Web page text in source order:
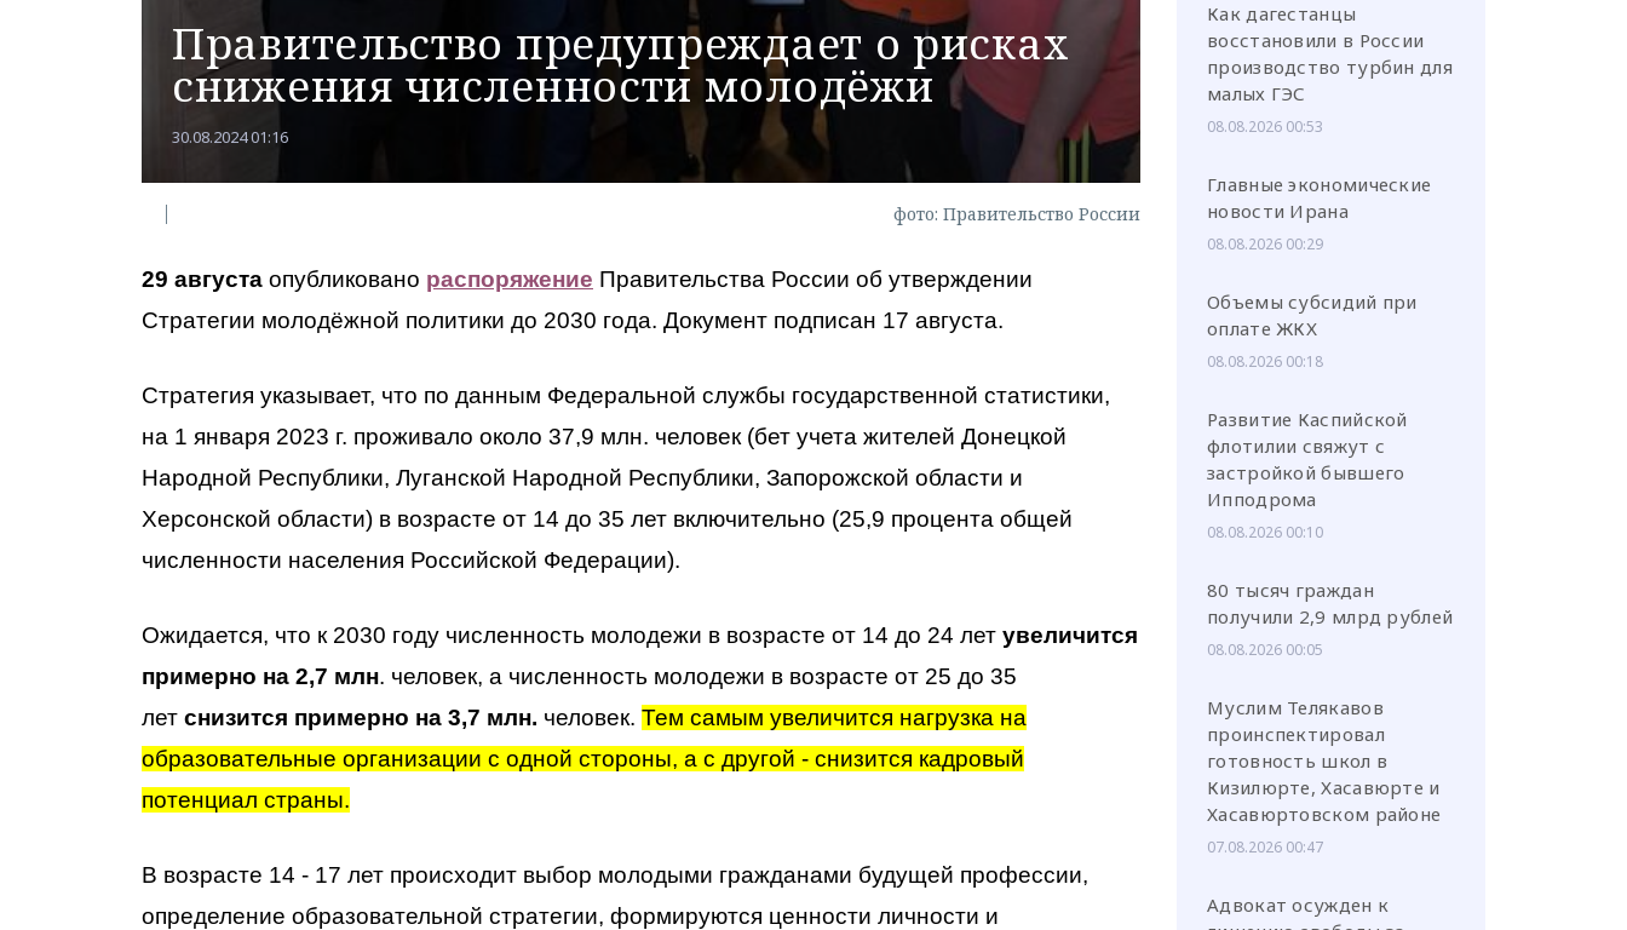
Правительство предупреждает о рисках
снижения численности молодёжи
30.08.2024 01:16
фото: Правительство России
29 августа опубликовано распоряжение Правительства России об утверждении
Стратегии молодёжной политики до 2030 года. Документ подписан 17 августа.
Стратегия указывает, что по данным Федеральной службы государственной статистики,
на 1 января 2023 г. проживало около 37,9 млн. человек (бет учета жителей Донецкой
Народной Республики, Луганской Народной Республики, Запорожской области и
Херсонской области) в возрасте от 14 до 35 лет включительно (25,9 процента общей
численности населения Российской Федерации).
Ожидается, что к 2030 году численность молодежи в возрасте от 14 до 24 лет увеличится
примерно на 2,7 млн. человек, а численность молодежи в возрасте от 25 до 35
лет снизится примерно на 3,7 млн. человек. Тем самым увеличится нагрузка на
образовательные организации с одной стороны, а с другой - снизится кадровый
потенциал страны.
В возрасте 14 - 17 лет происходит выбор молодыми гражданами будущей профессии,
определение образовательной стратегии, формируются ценности личности и
Как дагестанцы
восстановили в России
производство турбин для
малых ГЭС
08.08.2026 00:53
Главные экономические
новости Ирана
08.08.2026 00:29
Объемы субсидий при
оплате ЖКХ
08.08.2026 00:18
Развитие Каспийской
флотилии свяжут с
застройкой бывшего
Ипподрома
08.08.2026 00:10
80 тысяч граждан
получили 2,9 млрд рублей
08.08.2026 00:05
Муслим Телякавов
проинспектировал
готовность школ в
Кизилюрте, Хасавюрте и
Хасавюртовском районе
07.08.2026 00:47
Адвокат осужден к